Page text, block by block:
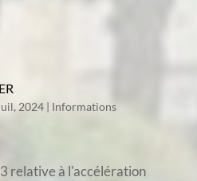
2024| Informations
relative à l'accélération